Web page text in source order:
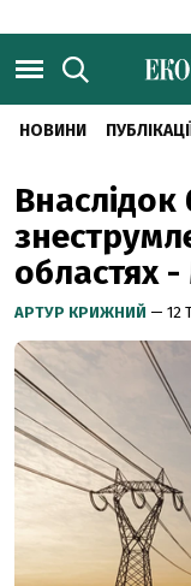
НОВИНИ
Внаслідок
областях
АРТУР КРИЖНИЙ — 12